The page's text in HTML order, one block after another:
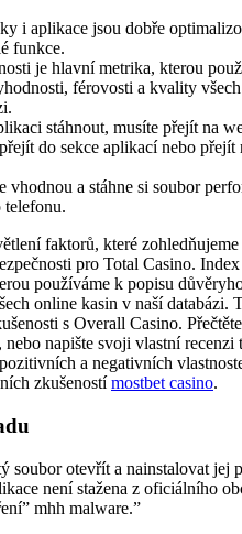
i aplikace jsou dobře
funkce.
je hlavní metrika, kterou
férovosti a kvality
stáhnout, musíte přejít na
do sekce aplikací nebo přejít
vhodnou a stáhne si soubor
telefonu.
faktorů, které
pro Total Casino.
používáme k popisu
online kasin v naší databázi.
s Overall Casino.
nebo napište svoji vlastní recenzi
a negativních
zkušenostímostbet casino.
soubor otevřít a nainstalovat jej
není stažena z oficiálního
mhh malware.”